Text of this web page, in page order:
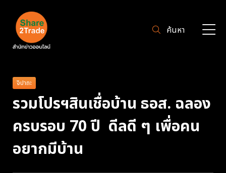
ค้นหา
จิปาถะ
รวมโปรฯสินเชื่อบ้าน ธอส. ฉลอง
ครบรอบ 70 ปี ดีลดี ๆ เพื่อคน
อยากมีบ้าน